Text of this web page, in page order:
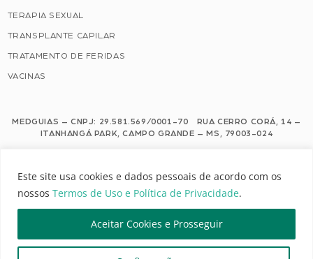
Este site usa cookies e dados pessoais de acordo com os
nossos Termos de Uso e Política de Privacidade.
Aceitar Cookies e Prosseguir
TERAPIA SEXUAL
TRANSPLANTE CAPILAR
TRATAMENTO DE FERIDAS
VACINAS
MEDGUIAS – CNPJ: 29.581.569/0001-70 RUA CERRO CORÁ, 14 –
ITANHANGÁ PARK, CAMPO GRANDE – MS, 79003-024
Este site usa cookies e dados pessoais de acordo com os nossos Termos de
Uso e Política de Privacidade.
Configuração de Cookies
MEDGUIAS | TODOS OS DIREITOS RESERVADOS